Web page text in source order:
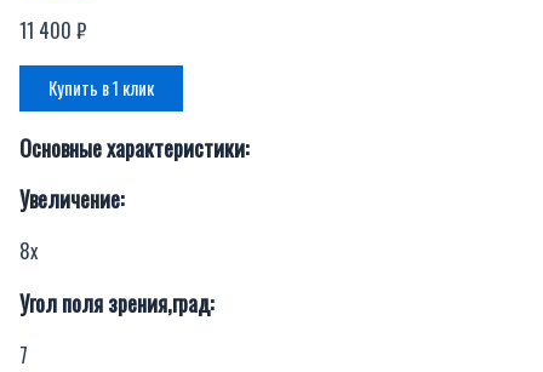
11 400 ₽
Купить в 1 клик
Основные характеристики:
Увеличение:
8х
Угол поля зрения,град:
7